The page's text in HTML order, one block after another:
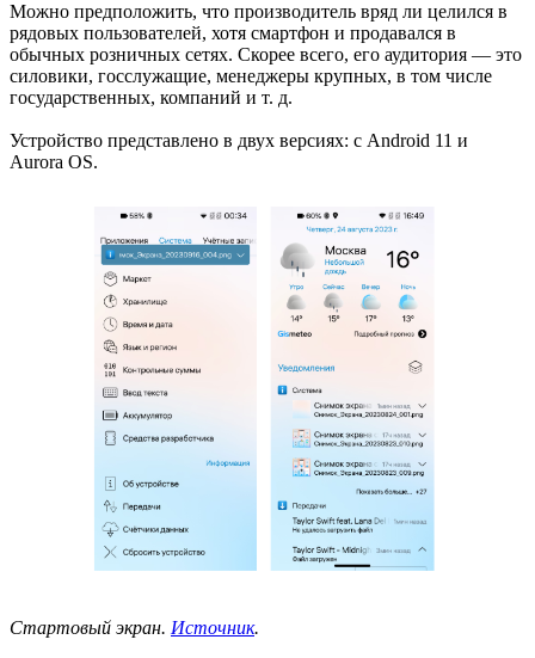
Можно предположить, что производитель вряд ли целился в
рядовых пользователей, хотя смартфон и продавался в
обычных розничных сетях. Скорее всего, его аудитория — это
силовики, госслужащие, менеджеры крупных, в том числе
государственных, компаний и т. д.
Устройство представлено в двух версиях: с Android 11 и
Aurora OS.
Стартовый экран. Источник.